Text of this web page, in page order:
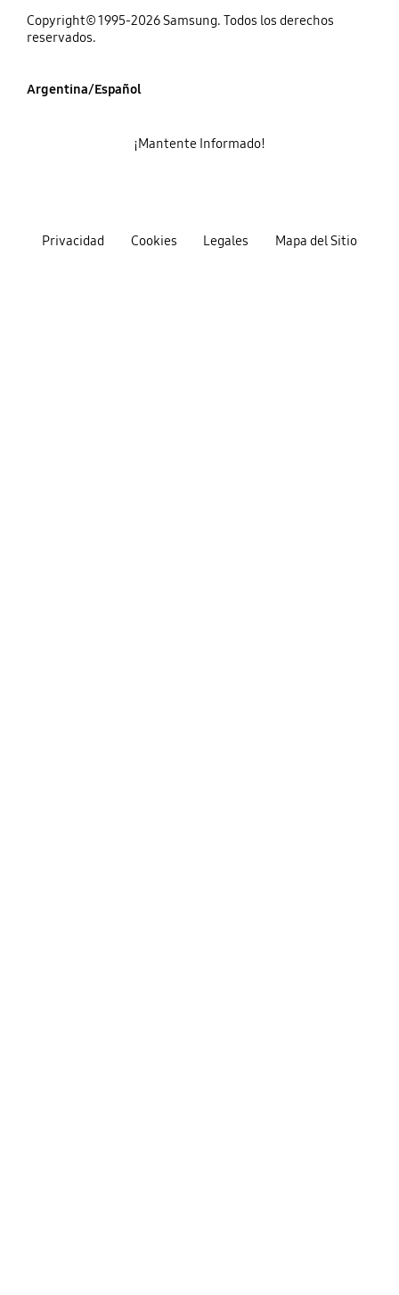
Copyright© 1995-2026 Samsung. Todos los derechos
reservados.
Argentina/Español
Privacidad Cookies Legales Mapa del Sitio
¡Mantente Informado!